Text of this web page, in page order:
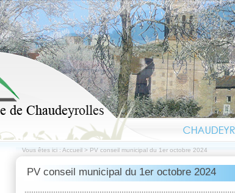
Vous êtes ici : Accueil > PV conseil municipal du 1er octobre 2024
PV conseil municipal du 1er octobre 2024